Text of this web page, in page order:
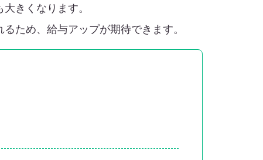
きくなります。
ため、給与アップが期待できます。